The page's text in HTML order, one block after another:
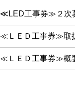
≪LED工事券≫２次
≪ＬＥＤ工事券≫取
≪ＬＥＤ工事券≫概